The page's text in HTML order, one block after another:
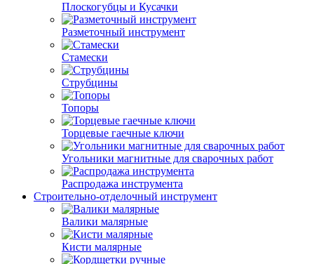
Плоскогубцы и Кусачки
Разметочный инструмент
Стамески
Струбцины
Топоры
Торцевые гаечные ключи
Угольники магнитные для сварочных работ
Распродажа инструмента
Строительно-отделочный инструмент
Валики малярные
Кисти малярные